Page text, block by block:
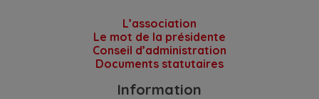
L’association
Le mot de la présidente
Conseil d’administration
Documents statutaires
Information